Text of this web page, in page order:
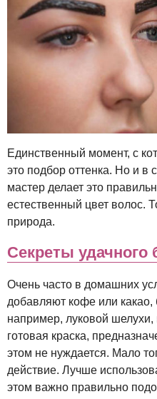
Единственный момент, с
это подбор оттенка. Но и в
мастер делает это
естественный цвет волос.
природа.
Секреты удачного
Очень часто в домашних
добавляют кофе или
например, луковой
готовая краска,
этом не нуждается. Мало
действие. Лучше
этом важно правильно